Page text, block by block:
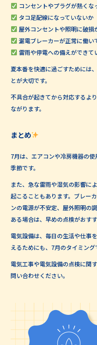
コンセントやプラグが熱くな
タコ足配線になっていないか
屋外コンセントや照明に破損
漏電ブレーカーが正常に働い
雷雨や停電への備えができて
夏本番を快適に過ごすためには
とが大切です。
不具合が起きてから対応するよ
ながります。
まとめ
7月は、エアコンや冷房機器の
季節です。
また、急な雷雨や湿気の影響に
起こることもあります。ブレー
ンの電源が不安定、屋外照明の
ある場合は、早めの点検がおすす
電気設備は、毎日の生活や仕事
えるためにも、7月のタイミン
電気工事や電気設備の点検に関
問い合わせください。